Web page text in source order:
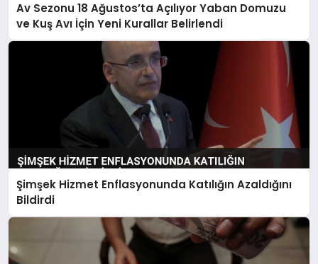
Av Sezonu 18 Ağustos’ta Açılıyor Yaban Domuzu
ve Kuş Avı İçin Yeni Kurallar Belirlendi
Şimşek Hizmet Enflasyonunda Katılığın Azaldığını
Bildirdi